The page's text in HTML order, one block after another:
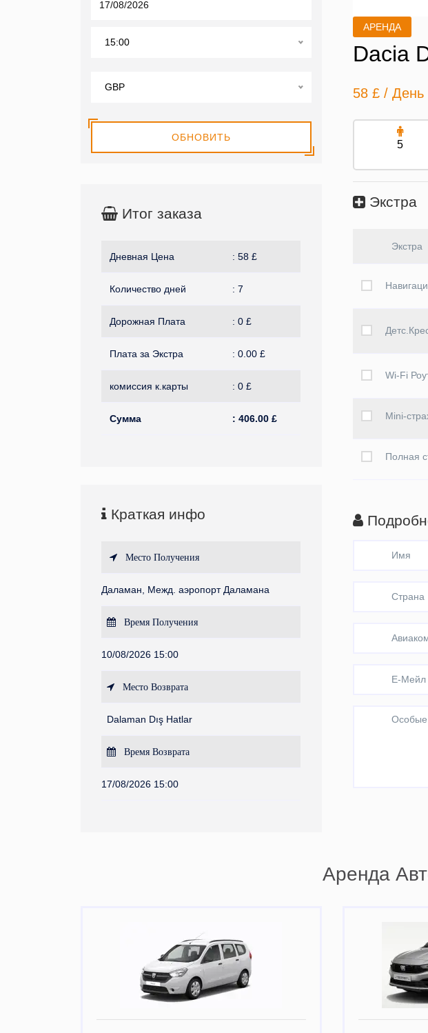
15:00
GBP
ОБНОВИТЬ
Итог заказа
Дневная Цена : 58 £
Количество дней : 7
Дорожная Плата : 0 £
Плата за Экстра : 0.00 £
комиссия к.карты : 0 £
Сумма : 406.00 £
Краткая инфо
Место Получения
Даламан, Межд. аэропорт Даламана
Время Получения
10/08/2026 15:00
Место Возврата
Dalaman Dış Hatlar
Время Возврата
17/08/2026 15:00
АРЕНДА
Dacia
58 £/ День
5
Экстра
Экстра
Wi-Fi
Mini-
Полная
Аренда